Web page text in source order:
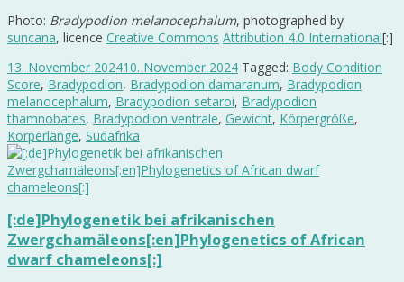
Photo: Bradypodion melanocephalum, photographed by
suncana, licence Creative Commons Attribution 4.0 International[:]
13. November 202410. November 2024 Tagged: Body Condition
Score, Bradypodion, Bradypodion damaranum, Bradypodion
melanocephalum, Bradypodion setaroi, Bradypodion
thamnobates, Bradypodion ventrale, Gewicht, Körpergröße,
Körperlänge, Südafrika
[:de]Phylogenetik bei afrikanischen
Zwergchamäleons[:en]Phylogenetics of African
dwarf chameleons[:]